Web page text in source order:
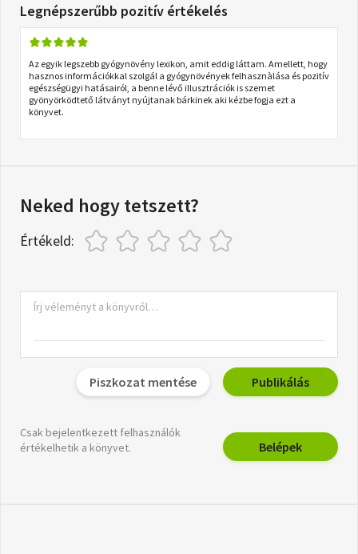
Legnépszerűbb pozitív értékelés
Az egyik legszebb gyógynövény lexikon, amit eddig láttam. Amellett, hogy
hasznos információkkal szolgál a gyógynövények felhasznàlása és pozitív
egészségügyi hatásairól, a benne lévő illusztrációk is szemet
gyönyörködtető látványt nyújtanak bárkinek aki kézbe fogja ezt a
könyvet.
Neked hogy tetszett?
Értékeld:
Piszkozat mentése Publikálás
Csak bejelentkezett felhasználók
értékelhetik a könyvet.
Belépek